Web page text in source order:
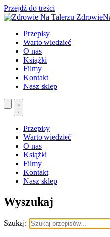
Przejdź do treści
Przepisy
Warto wiedzieć
O nas
Książki
Filmy
Kontakt
Nasz sklep
Przepisy
Warto wiedzieć
O nas
Książki
Filmy
Kontakt
Nasz sklep
Wyszukaj
Szukaj: